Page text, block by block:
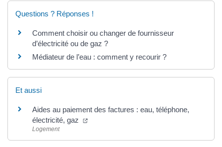
Questions ? Réponses !
Comment choisir ou changer de fournisseur
d’électricité ou de gaz ?
Médiateur de l’eau : comment y recourir ?
Et aussi
Aides au paiement des factures : eau, téléphone,
électricité, gaz
(ouverture dans un nouvel onglet)
Logement